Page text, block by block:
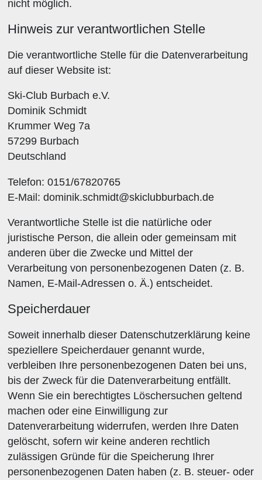
nicht möglich.
Hinweis zur verantwortlichen Stelle
Die verantwortliche Stelle für die Datenverarbeitung
auf dieser Website ist:
Ski-Club Burbach e.V.
Dominik Schmidt
Krummer Weg 7a
57299 Burbach
Deutschland
Telefon: 0151/67820765
E-Mail: dominik.schmidt@skiclubburbach.de
Verantwortliche Stelle ist die natürliche oder
juristische Person, die allein oder gemeinsam mit
anderen über die Zwecke und Mittel der
Verarbeitung von personenbezogenen Daten (z. B.
Namen, E-Mail-Adressen o. Ä.) entscheidet.
Speicherdauer
Soweit innerhalb dieser Datenschutzerklärung keine
speziellere Speicherdauer genannt wurde,
verbleiben Ihre personenbezogenen Daten bei uns,
bis der Zweck für die Datenverarbeitung entfällt.
Wenn Sie ein berechtigtes Löschersuchen geltend
machen oder eine Einwilligung zur
Datenverarbeitung widerrufen, werden Ihre Daten
gelöscht, sofern wir keine anderen rechtlich
zulässigen Gründe für die Speicherung Ihrer
personenbezogenen Daten haben (z. B. steuer- oder